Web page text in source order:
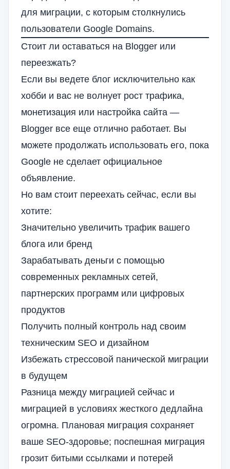
для миграции, с которым столкнулись
пользователи Google Domains.
Стоит ли оставаться на Blogger или
переезжать?
Если вы ведете блог исключительно как
хобби и вас не волнует рост трафика,
монетизация или настройка сайта —
Blogger все еще отлично работает. Вы
можете продолжать использовать его, пока
Google не сделает официальное
объявление.
Но вам стоит переехать сейчас, если вы
хотите:
Значительно увеличить трафик вашего
блога или бренд
Зарабатывать деньги с помощью
современных рекламных сетей,
партнерских программ или цифровых
продуктов
Получить полный контроль над своим
техническим SEO и дизайном
Избежать стрессовой панической миграции
в будущем
Разница между миграцией сейчас и
миграцией в условиях жесткого дедлайна
огромна. Плановая миграция сохраняет
ваше SEO-здоровье; поспешная миграция
грозит битыми ссылками и потерей